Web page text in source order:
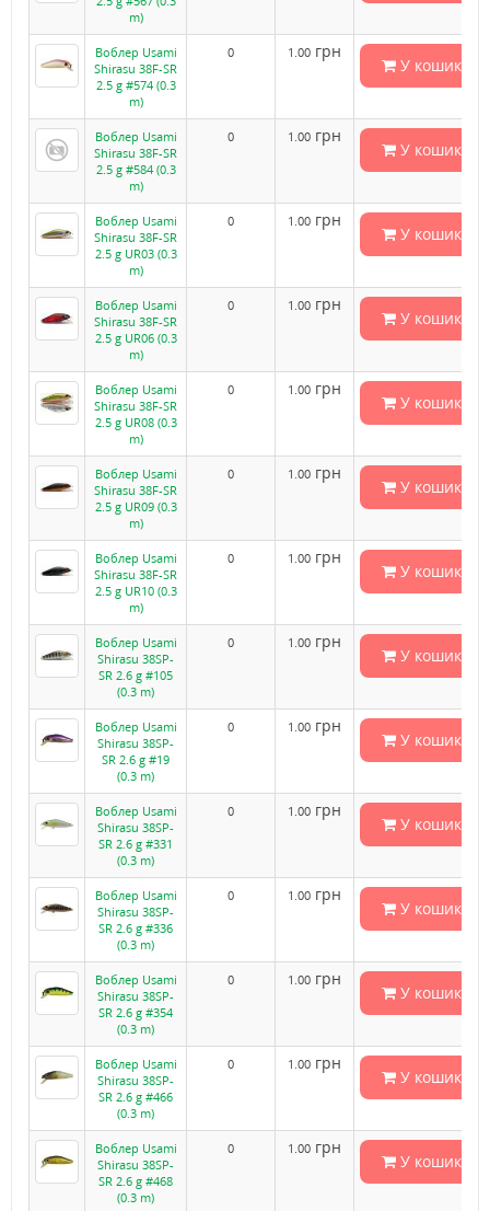
m)
Воблер Usami
Shirasu 38F-SR
2.5 g #574 (0.3
m)
0 1.00 грн
У кошик
Воблер Usami
Shirasu 38F-SR
2.5 g #584 (0.3
m)
0 1.00 грн
У кошик
Воблер Usami
Shirasu 38F-SR
2.5 g UR03 (0.3
m)
0 1.00 грн
У кошик
Воблер Usami
Shirasu 38F-SR
2.5 g UR06 (0.3
m)
0 1.00 грн
У кошик
Воблер Usami
Shirasu 38F-SR
2.5 g UR08 (0.3
m)
0 1.00 грн
У кошик
Воблер Usami
Shirasu 38F-SR
2.5 g UR09 (0.3
m)
0 1.00 грн
У кошик
Воблер Usami
Shirasu 38F-SR
2.5 g UR10 (0.3
m)
0 1.00 грн
У кошик
Воблер Usami
Shirasu 38SP-
SR 2.6 g #105
(0.3 m)
0 1.00 грн
У кошик
Воблер Usami
Shirasu 38SP-
SR 2.6 g #19
(0.3 m)
0 1.00 грн
У кошик
Воблер Usami
Shirasu 38SP-
SR 2.6 g #331
(0.3 m)
0 1.00 грн
У кошик
Воблер Usami
Shirasu 38SP-
SR 2.6 g #336
(0.3 m)
0 1.00 грн
У кошик
Воблер Usami
Shirasu 38SP-
SR 2.6 g #354
(0.3 m)
0 1.00 грн
У кошик
Воблер Usami
Shirasu 38SP-
SR 2.6 g #466
(0.3 m)
0 1.00 грн
У кошик
Воблер Usami
Shirasu 38SP-
SR 2.6 g #468
(0.3 m)
0 1.00 грн
У кошик